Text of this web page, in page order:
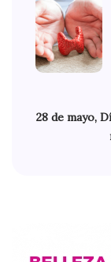
28 de mayo,